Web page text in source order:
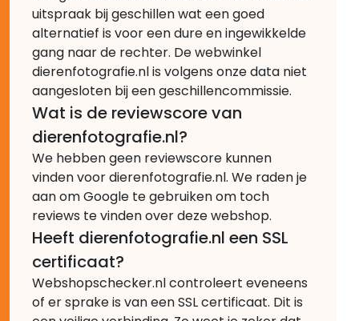
uitspraak bij geschillen wat een goed
alternatief is voor een dure en ingewikkelde
gang naar de rechter. De webwinkel
dierenfotografie.nl is volgens onze data niet
aangesloten bij een geschillencommissie.
Wat is de reviewscore van
dierenfotografie.nl?
We hebben geen reviewscore kunnen
vinden voor dierenfotografie.nl. We raden je
aan om Google te gebruiken om toch
reviews te vinden over deze webshop.
Heeft dierenfotografie.nl een SSL
certificaat?
Webshopschecker.nl controleert eveneens
of er sprake is van een SSL certificaat. Dit is